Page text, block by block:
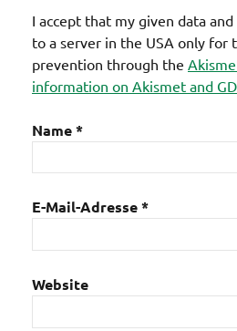
I accept that my given data
to a server in the USA only for
prevention through the
information on Akismet and
Name*
E-Mail-Adresse*
Website